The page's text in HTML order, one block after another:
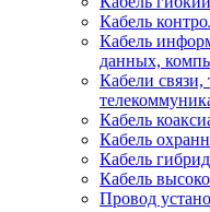
Кабель
Кабель
данных,
Кабели
Кабель
Кабель
Кабель
Кабель
Провод